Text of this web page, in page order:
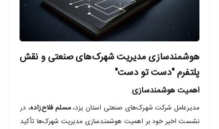
هوشمندسازی مدیریت شهرک‌های صنعتی و نقش
پلتفرم "دست تو دست"
اهمیت هوشمندسازی
مدیرعامل شرکت شهرک‌های صنعتی استان یزد،مسلم فلاح‌زاده، در
نشست اخیر خود بر اهمیت هوشمندسازی مدیریت شهرک‌ها تأکید